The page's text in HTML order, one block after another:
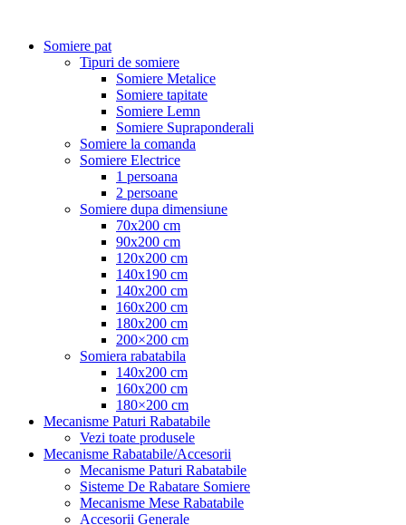
Somiere pat
Tipuri de somiere
Somiere Metalice
Somiere tapitate
Somiere Lemn
Somiere Supraponderali
Somiere la comanda
Somiere Electrice
1 persoana
2 persoane
Somiere dupa dimensiune
70x200 cm
90x200 cm
120x200 cm
140x190 cm
140x200 cm
160x200 cm
180x200 cm
200×200 cm
Somiera rabatabila
140x200 cm
160x200 cm
180×200 cm
Mecanisme Paturi Rabatabile
Vezi toate produsele
Mecanisme Rabatabile/Accesorii
Mecanisme Paturi Rabatabile
Sisteme De Rabatare Somiere
Mecanisme Mese Rabatabile
Accesorii Generale